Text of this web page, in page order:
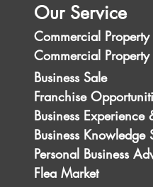
Our Service
Commercial Property
Commercial Property
Business Sale
Franchise
Business
Business Knowledge
Personal Business
Flea Market